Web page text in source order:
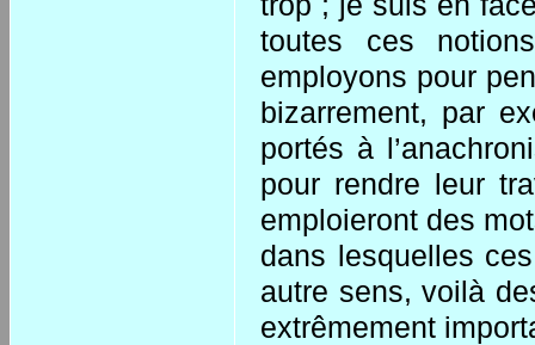
toutes ces
employons pour
bizarrement, par
portés à
pour rendre leur
emploieront des
dans lesquelles
autre sens, voilà
extrêmement